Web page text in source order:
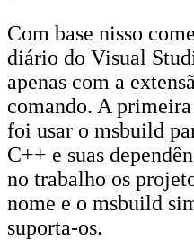
Com base nisso
diário do Visual
apenas com a
comando. A
foi usar o msbuild
C++ e suas
no trabalho os
nome e o msbuild
suporta-os.